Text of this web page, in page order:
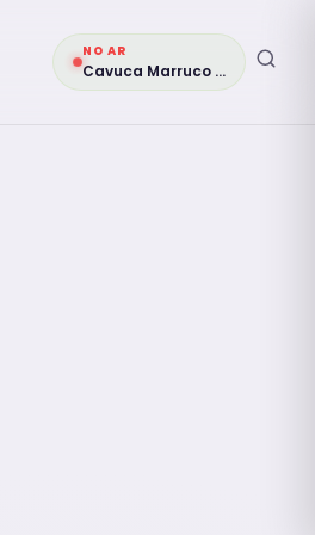
NO AR
Cavuca Marruco Véio